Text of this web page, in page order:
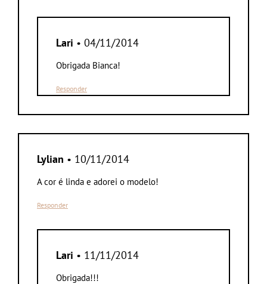
Lari • 04/11/2014
Obrigada Bianca!
Responder
Lylian • 10/11/2014
A cor é linda e adorei o modelo!
Responder
Lari • 11/11/2014
Obrigada!!!